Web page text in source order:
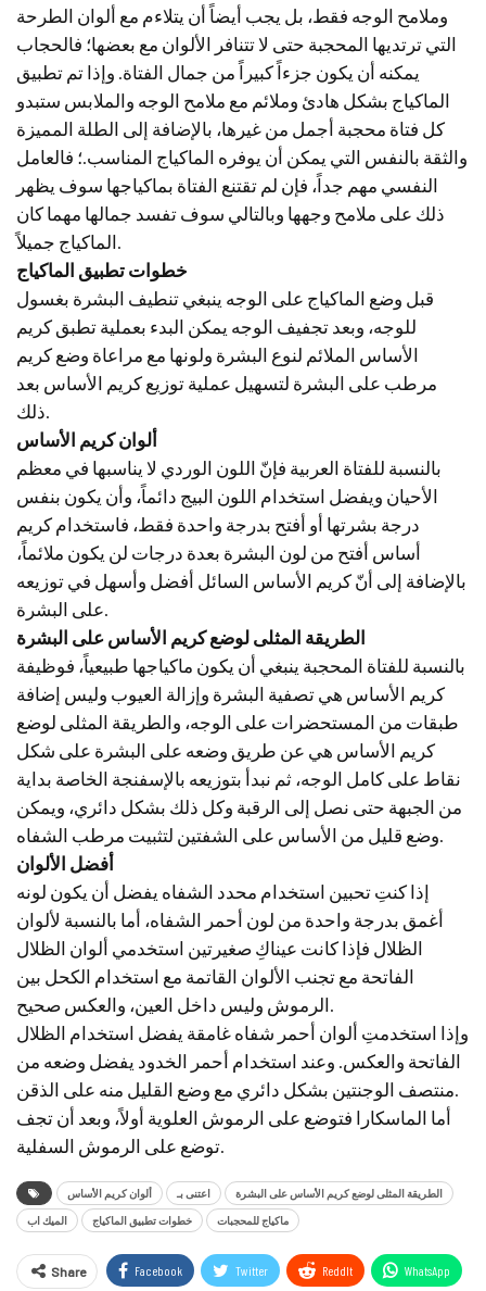
وملامح الوجه فقط، بل يجب أيضاً أن يتلاءم مع ألوان الطرحة
التي ترتديها المحجبة حتى لا تتنافر الألوان مع بعضها؛ فالحجاب
يمكنه أن يكون جزءاً كبيراً من جمال الفتاة. وإذا تم تطبيق
الماكياج بشكل هادئ وملائم مع ملامح الوجه والملابس ستبدو
كل فتاة محجبة أجمل من غيرها، بالإضافة إلى الطلة المميزة
والثقة بالنفس التي يمكن أن يوفره الماكياج المناسب.؛ فالعامل
النفسي مهم جداً، فإن لم تقتنع الفتاة بماكياجها سوف يظهر
ذلك على ملامح وجهها وبالتالي سوف تفسد جمالها مهما كان
الماكياج جميلاً.
خطوات تطبيق الماكياج
قبل وضع الماكياج على الوجه ينبغي تنطيف البشرة بغسول
للوجه، وبعد تجفيف الوجه يمكن البدء بعملية تطبق كريم
الأساس الملائم لنوع البشرة ولونها مع مراعاة وضع كريم
مرطب على البشرة لتسهيل عملية توزيع كريم الأساس بعد
ذلك.
ألوان كريم الأساس
بالنسبة للفتاة العربية فإنّ اللون الوردي لا يناسبها في معظم
الأحيان ويفضل استخدام اللون البيج دائماً، وأن يكون بنفس
درجة بشرتها أو أفتح بدرجة واحدة فقط، فاستخدام كريم
أساس أفتح من لون البشرة بعدة درجات لن يكون ملائماً،
بالإضافة إلى أنّ كريم الأساس السائل أفضل وأسهل في توزيعه
على البشرة.
الطريقة المثلى لوضع كريم الأساس على البشرة
بالنسبة للفتاة المحجبة ينبغي أن يكون ماكياجها طبيعياً، فوظيفة
كريم الأساس هي تصفية البشرة وإزالة العيوب وليس إضافة
طبقات من المستحضرات على الوجه، والطريقة المثلى لوضع
كريم الأساس هي عن طريق وضعه على البشرة على شكل
نقاط على كامل الوجه، ثم نبدأ بتوزيعه بالإسفنجة الخاصة بداية
من الجبهة حتى نصل إلى الرقبة وكل ذلك بشكل دائري، ويمكن
وضع قليل من الأساس على الشفتين لتثبيت مرطب الشفاه.
أفضل الألوان
إذا كنتِ تحبين استخدام محدد الشفاه يفضل أن يكون لونه
أغمق بدرجة واحدة من لون أحمر الشفاه، أما بالنسبة لألوان
الظلال فإذا كانت عيناكِ صغيرتين استخدمي ألوان الظلال
الفاتحة مع تجنب الألوان القاتمة مع استخدام الكحل بين
الرموش وليس داخل العين، والعكس صحيح.
وإذا استخدمتِ ألوان أحمر شفاه غامقة يفضل استخدام الظلال
الفاتحة والعكس. وعند استخدام أحمر الخدود يفضل وضعه من
منتصف الوجنتين بشكل دائري مع وضع القليل منه على الذقن.
أما الماسكارا فتوضع على الرموش العلوية أولاً، وبعد أن تجف
توضع على الرموش السفلية.
ألوان كريم الأساس اعتنى بـ الطريقة المثلى لوضع كريم الأساس على البشرة
الميك اب خطوات تطبيق الماكياج ماكياج للمحجبات
Share Facebook Twitter ReddIt WhatsApp